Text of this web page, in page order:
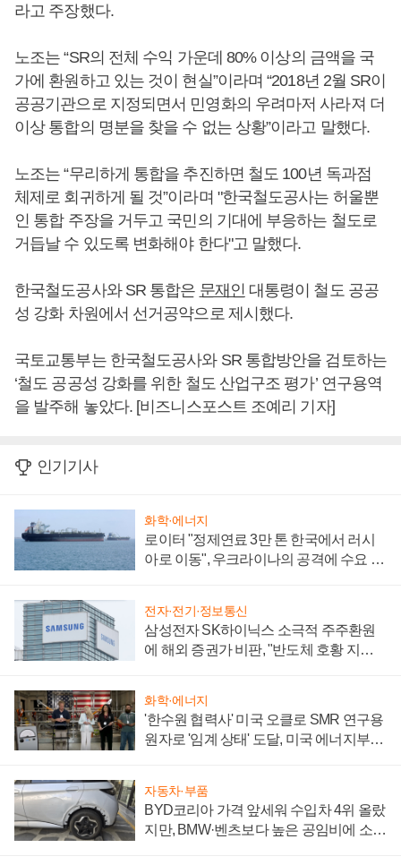
라고 주장했다.
노조는 “SR의 전체 수익 가운데 80% 이상의 금액을 국
가에 환원하고 있는 것이 현실”이라며 “2018년 2월 SR이
공공기관으로 지정되면서 민영화의 우려마저 사라져 더
이상 통합의 명분을 찾을 수 없는 상황”이라고 말했다.
노조는 “무리하게 통합을 추진하면 철도 100년 독과점
체제로 회귀하게 될 것”이라며 "한국철도공사는 허울뿐
인 통합 주장을 거두고 국민의 기대에 부응하는 철도로
거듭날 수 있도록 변화해야 한다"고 말했다.
한국철도공사와 SR 통합은 문재인 대통령이 철도 공공
성 강화 차원에서 선거공약으로 제시했다.
국토교통부는 한국철도공사와 SR 통합방안을 검토하는
‘철도 공공성 강화를 위한 철도 산업구조 평가’ 연구용역
을 발주해 놓았다. [비즈니스포스트 조예리 기자]
인기기사
화학·에너지
로이터 "정제연료 3만 톤 한국에서 러시
아로 이동", 우크라이나의 공격에 수요 늘
전자·전기·정보통신
삼성전자 SK하이닉스 소극적 주주환원
에 해외 증권가 비판, "반도체 호황 지속
화학·에너지
'한수원 협력사' 미국 오클로 SMR 연구용
원자로 '임계 상태' 도달, 미국 에너지부
자동차·부품
BYD코리아 가격 앞세워 수입차 4위 올랐
지만, BMW·벤츠보다 높은 공임비에 소비